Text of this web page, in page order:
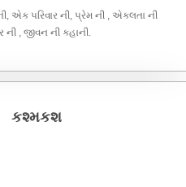
એક પરિવાર ની, પ્રેમ ની , એકલતા ની
ની , જીવન ની કહાની.
કશ્મકશ